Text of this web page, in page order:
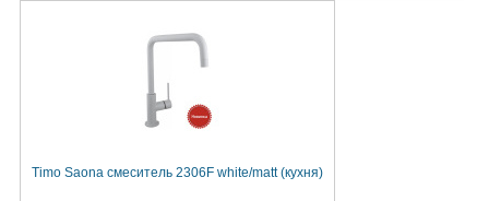
Timo Saona смеситель 2306F white/matt (кухня)